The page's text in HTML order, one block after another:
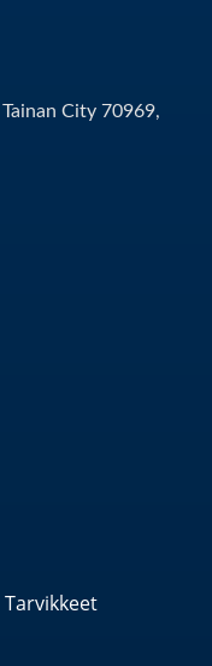
Tainan City 70969,